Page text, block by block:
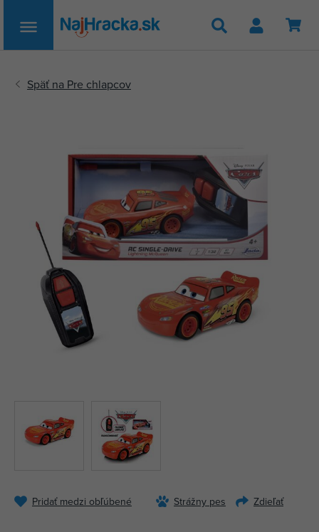
Hľadať
Pridať medzi obľúbené Strážny pes Zdieľať